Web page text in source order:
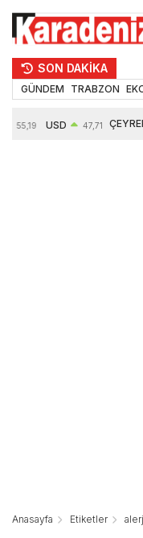
SON DAKİKA
GÜNDEM TRABZON
55,19 USD 47,71
Anasayfa Etiketler